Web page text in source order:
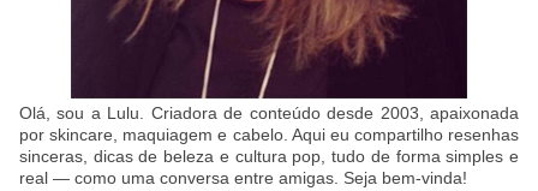
Olá, sou a Lulu. Criadora de conteúdo desde 2003, apaixonada
por skincare, maquiagem e cabelo. Aqui eu compartilho resenhas
sinceras, dicas de beleza e cultura pop, tudo de forma simples e
real — como uma conversa entre amigas. Seja bem-vinda!